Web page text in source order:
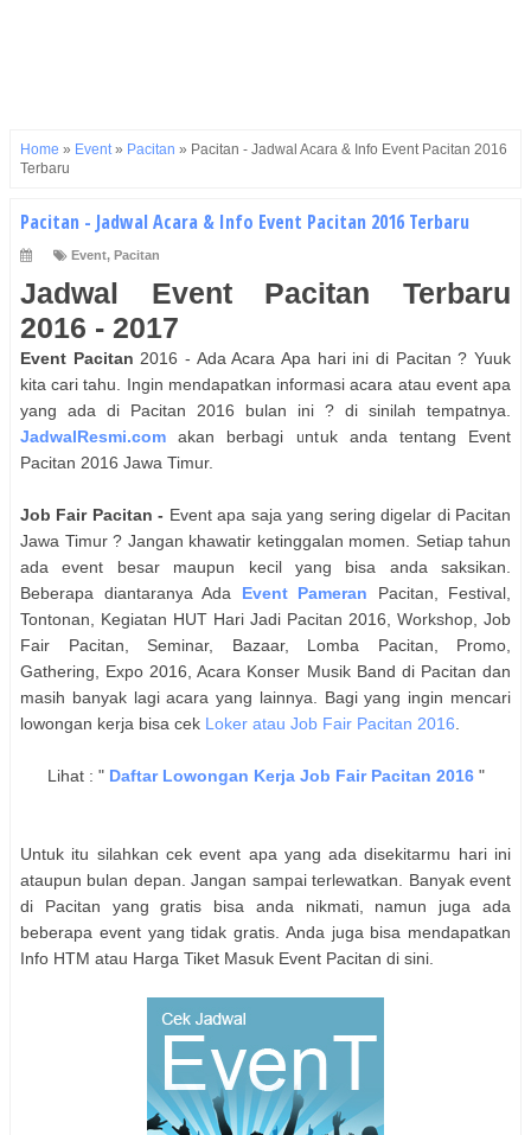
Home » Event» Pacitan » Pacitan - Jadwal Acara & Info Event Pacitan 2016
Terbaru
Pacitan - Jadwal Acara & Info Event Pacitan 2016 Terbaru
Event, Pacitan
Jadwal Event Pacitan Terbaru
2016 - 2017
Event Pacitan 2016 - Ada Acara Apa hari ini di Pacitan ? Yuuk
kita cari tahu. Ingin mendapatkan informasi acara atau event apa
yang ada di Pacitan 2016 bulan ini ? di sinilah tempatnya.
JadwalResmi.com akan berbagi untuk anda tentang Event
Pacitan 2016 Jawa Timur.
Job Fair Pacitan - Event apa saja yang sering digelar di Pacitan
Jawa Timur? Jangan khawatir ketinggalan momen. Setiap tahun
ada event besar maupun kecil yang bisa anda saksikan.
Beberapa diantaranya Ada Event Pameran Pacitan , Festival,
Tontonan, Kegiatan HUT Hari Jadi Pacitan 2016, Workshop, Job
Fair Pacitan , Seminar, Bazaar, Lomba Pacitan , Promo,
Gathering, Expo 2016, Acara Konser Musik Band di Pacitan dan
masih banyak lagi acara yang lainnya. Bagi yang ingin mencari
lowongan kerja bisa cek Loker atau Job Fair Pacitan 2016
Lihat : " Daftar Lowongan Kerja Job Fair Pacitan 2016"
Untuk itu silahkan cek event apa yang ada disekitarmu hari ini
ataupun bulan depan. Jangan sampai terlewatkan. Banyak event
di Pacitan yang gratis bisa anda nikmati, namun juga ada
beberapa event yang tidak gratis. Anda juga bisa mendapatkan
Info HTM atau Harga Tiket Masuk Event Pacitan di sini.